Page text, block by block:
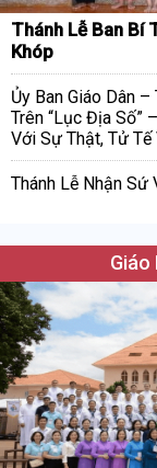
Thánh Lễ Ban Bí
Khóp
Ủy Ban Giáo Dân
Trên “Lục Địa Số”
Với Sự Thật, Tử Tế
Thánh Lễ Nhận Sứ
Giáo